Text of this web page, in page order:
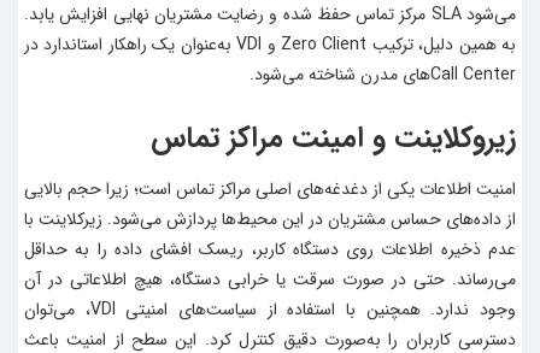
می‌شود SLA مرکز تماس حفظ شده و رضایت مشتریان نهایی افزایش یابد.
به همین دلیل، ترکیب Zero Client و VDI به‌عنوان یک راهکار استاندارد در
Call Centerهای مدرن شناخته می‌شود.
زیروکلاینت و امینت مراکز تماس
امنیت اطلاعات یکی از دغدغه‌های اصلی مراکز تماس است؛ زیرا حجم بالایی
از داده‌های حساس مشتریان در این محیط‌ها پردازش می‌شود. زیرکلاینت با
عدم ذخیره اطلاعات روی دستگاه کاربر، ریسک افشای داده را به حداقل
می‌رساند. حتی در صورت سرقت یا خرابی دستگاه، هیچ اطلاعاتی در آن
وجود ندارد. همچنین با استفاده از سیاست‌های امنیتی VDI، می‌توان
دسترسی کاربران را به‌صورت دقیق کنترل کرد. این سطح از امنیت باعث